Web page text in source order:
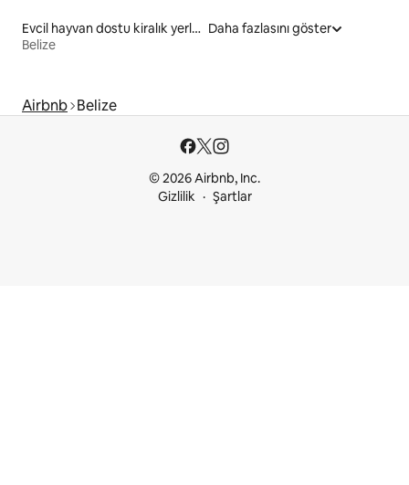
Evcil hayvan dostu kiralık yerler
Belize
Daha fazlasını göster
Airbnb Belize
© 2026 Airbnb, Inc.
Gizlilik
Şartlar